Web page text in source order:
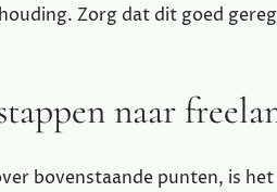
Zorg dat dit goed
naar
bovenstaande punten, is